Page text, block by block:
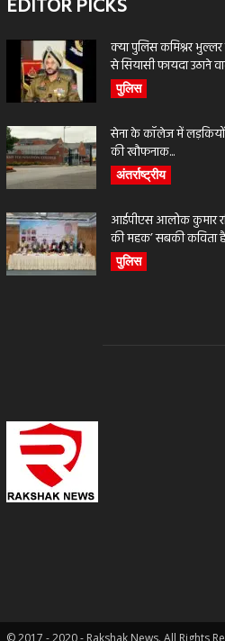
EDITOR PICKS
क्या पुलिस कमिश्नर
से सियासी फायदा उठाने
पुलिस
सेना के कॉलेज में
की खौफनाक...
अंतर्राष्ट्रीय
आईपीएस आलोक कुमार
की महक’ सबकी कविता है
पुलिस
© 2017 - 2020 - Rakshak News. All Rights